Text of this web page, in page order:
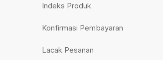
Indeks Produk
Konfirmasi Pembayaran
Lacak Pesanan